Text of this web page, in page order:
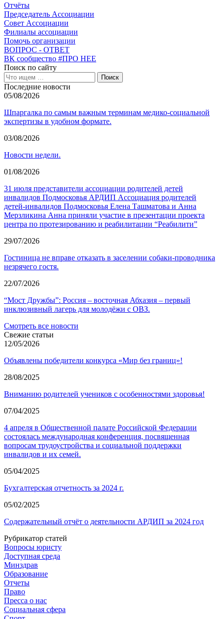
Отчёты
Председатель Ассоциации
Совет Ассоциации
Филиалы ассоциации
Помочь организации
ВОПРОС - ОТВЕТ
ВК сообщество #ПРО НЕЕ
Поиск по сайту
Последние новости
05/08/2026
Шпаргалка по самым важным терминам медико-социальной
экспертизы в удобном формате.
03/08/2026
Новости недели.
01/08/2026
31 июля представители ассоциации родителей детей
инвалидов Подмосковья АРДИП Ассоциация родителей
детей-инвалидов Подмосковья Елена Ташматова и Анна
Мерзликина Анна приняли участие в презентации проекта
центра по протезированию и реабилитации “Реабилити”
29/07/2026
Гостиница не вправе отказать в заселении собаки-проводника
незрячего гостя.
22/07/2026
“Мост Дружбы”: Россия – восточная Абхазия – первый
инклюзивный лагерь для молодёжи с ОВЗ.
Смотреть все новости
Свежие статьи
12/05/2026
Объявлены победители конкурса «Мир без границ»!
28/08/2025
Вниманию родителей учеников с особенностями здоровья!
07/04/2025
4 апреля в Общественной палате Российской Федерации
состоялась международная конференция, посвященная
вопросам трудоустройства и социальной поддержки
инвалидов и их семей.
05/04/2025
Бухгалтерская отчетность за 2024 г.
05/02/2025
Содержательный отчёт о деятельности АРДИП за 2024 год
Рубрикатор статей
Вопросы юристу
Доступная среда
Минздрав
Образование
Отчеты
Право
Пресса о нас
Социальная сфера